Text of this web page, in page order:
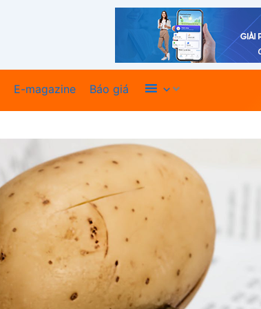
E-magazine Báo giá Xem thêm